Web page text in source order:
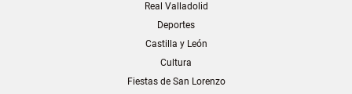
Real Valladolid
Deportes
Castilla y León
Cultura
Fiestas de San Lorenzo